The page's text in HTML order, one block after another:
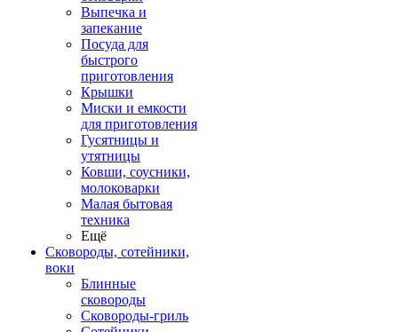
Выпечка и
запекание
Посуда для
быстрого
приготовления
Крышки
Миски и емкости
для приготовления
Гусятницы и
утятницы
Ковши, соусники,
молоковарки
Малая бытовая
техника
Ещё
Сковороды, сотейники,
воки
Блинные
сковороды
Сковороды-гриль